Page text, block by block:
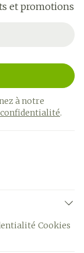
et promotions
à notre
.
Cookies